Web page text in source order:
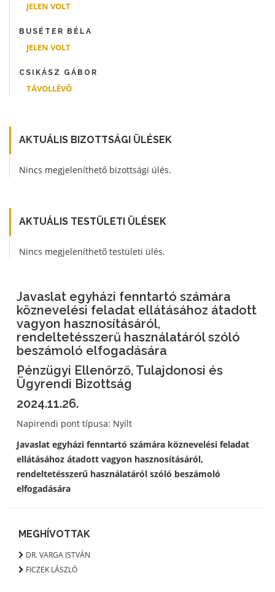
JELEN VOLT
BUSÉTER BÉLA
JELEN VOLT
CSIKÁSZ GÁBOR
TÁVOLLÉVÕ
AKTUÁLIS BIZOTTSÁGI ÜLÉSEK
Nincs megjeleníthető bizottsági ülés.
AKTUÁLIS TESTÜLETI ÜLÉSEK
Nincs megjeleníthető testületi ülés.
Javaslat egyházi fenntartó számára
köznevelési feladat ellátásához átadott
vagyon hasznosításáról,
rendeltetésszerű használatáról szóló
beszámoló elfogadására
Pénzügyi Ellenőrző, Tulajdonosi és
Ügyrendi Bizottság
2024.11.26.
Napirendi pont típusa: Nyílt
Javaslat egyházi fenntartó számára köznevelési feladat
ellátásához átadott vagyon hasznosításáról,
rendeltetésszerű használatáról szóló beszámoló
elfogadására
MEGHÍVOTTAK
DR. VARGA ISTVÁN
FICZEK LÁSZLÓ